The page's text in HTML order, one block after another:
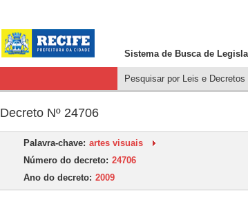
Sistema de Busca de
Pesquisar por Leis e Decretos
Decreto Nº 24706
Palavra-chave: artes visuais
Número do decreto: 24706
Ano do decreto: 2009